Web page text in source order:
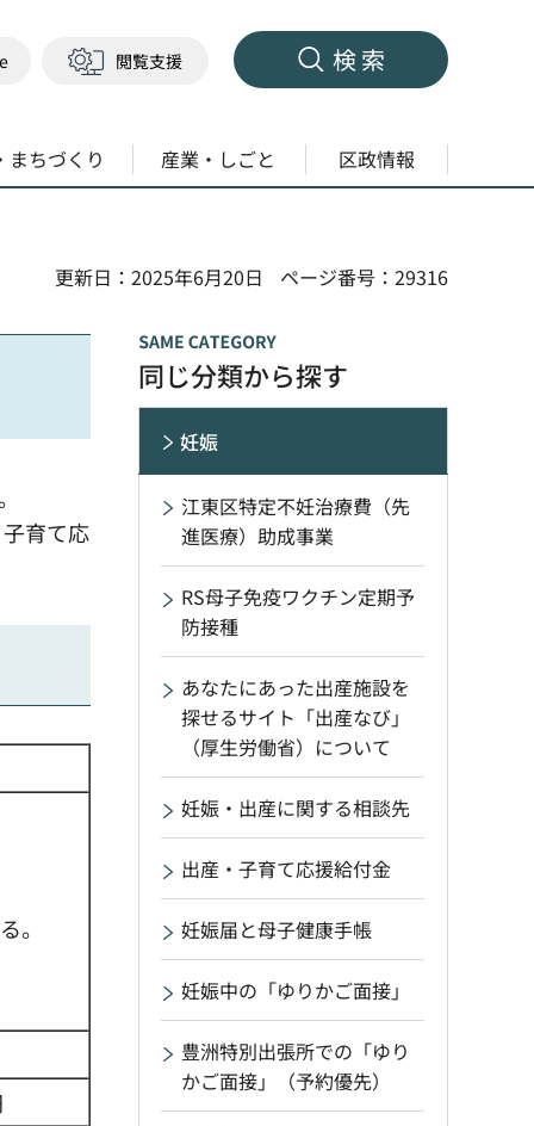
閲覧支援 検索
まちづくり 産業・しごと 区政情報
更新日：2025年6月20日
ページ番号：29316
育て応
。
同じ分類から探す
妊娠
江東区特定不妊治療費（先
進医療）助成事業
RS母子免疫ワクチン定期予
防接種
あなたにあった出産施設を
探せるサイト「出産なび」
（厚生労働省）について
妊娠・出産に関する相談先
出産・子育て応援給付金
妊娠届と母子健康手帳
妊娠中の「ゆりかご面接」
豊洲特別出張所での「ゆり
かご面接」（予約優先）